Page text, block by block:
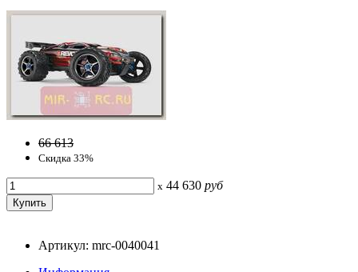
66 613
Скидка 33%
x 44 630 руб
Артикул: mrc-0040041